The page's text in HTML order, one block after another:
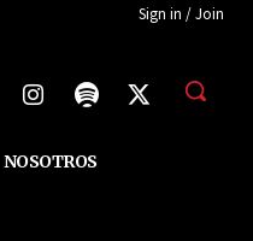
Sign in / Join
NOSOTROS